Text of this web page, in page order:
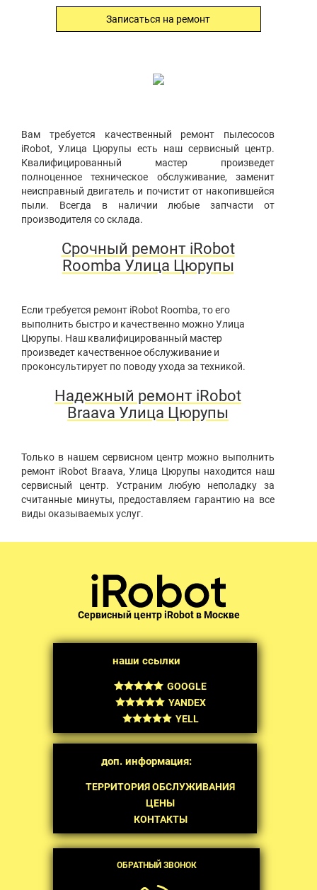
Записаться на ремонт
Вам требуется качественный ремонт пылесосов
iRobot, Улица Цюрупы есть наш сервисный центр.
Квалифицированный мастер произведет
полноценное техническое обслуживание, заменит
неисправный двигатель и почистит от накопившейся
пыли. Всегда в наличии любые запчасти от
производителя со склада.
Срочный ремонт iRobot
Roomba Улица Цюрупы
Если требуется ремонт iRobot Roomba, то его
выполнить быстро и качественно можно Улица
Цюрупы. Наш квалифицированный мастер
произведет качественное обслуживание и
проконсультирует по поводу ухода за техникой.
Надежный ремонт iRobot
Braava Улица Цюрупы
Только в нашем сервисном центр можно выполнить
ремонт iRobot Braava, Улица Цюрупы находится наш
сервисный центр. Устраним любую неполадку за
считанные минуты, предоставляем гарантию на все
виды оказываемых услуг.
Сервисный центр iRobot в Москве
наши ссылки
GOOGLE
YANDEX
YELL
доп. информация:
ТЕРРИТОРИЯ ОБСЛУЖИВАНИЯ
ЦЕНЫ
КОНТАКТЫ
ОБРАТНЫЙ ЗВОНОК